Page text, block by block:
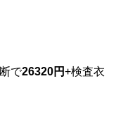
で26320円+検査衣